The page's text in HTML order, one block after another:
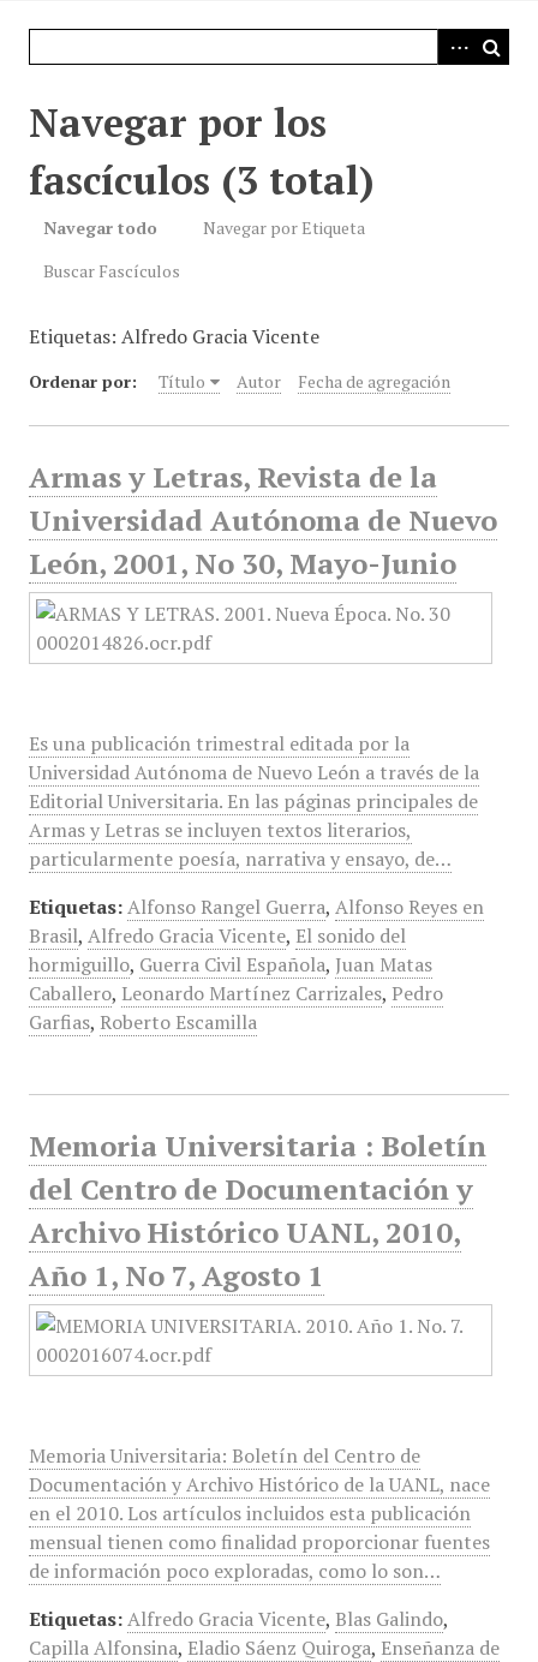
Navegar por los
fascículos (3 total)
Navegar todo
Navegar por Etiqueta
Buscar Fascículos
Etiquetas: Alfredo Gracia Vicente
Ordenar por: Título Autor Fecha de agregación
Armas y Letras, Revista de la
Universidad Autónoma de Nuevo
León, 2001, No 30, Mayo-Junio
Es una publicación trimestral editada por la
Universidad Autónoma de Nuevo León a través de la
Editorial Universitaria. En las páginas principales de
Armas y Letras se incluyen textos literarios,
particularmente poesía, narrativa y ensayo, de…
Etiquetas: Alfonso Rangel Guerra, Alfonso Reyes en
Brasil, Alfredo Gracia Vicente, El sonido del
hormiguillo, Guerra Civil Española, Juan Matas
Caballero, Leonardo Martínez Carrizales, Pedro
Garfias, Roberto Escamilla
Memoria Universitaria : Boletín
del Centro de Documentación y
Archivo Histórico UANL, 2010,
Año 1, No 7, Agosto 1
Memoria Universitaria: Boletín del Centro de
Documentación y Archivo Histórico de la UANL, nace
en el 2010. Los artículos incluidos esta publicación
mensual tienen como finalidad proporcionar fuentes
de información poco exploradas, como lo son…
Etiquetas: Alfredo Gracia Vicente, Blas Galindo,
Capilla Alfonsina, Eladio Sáenz Quiroga, Enseñanza de